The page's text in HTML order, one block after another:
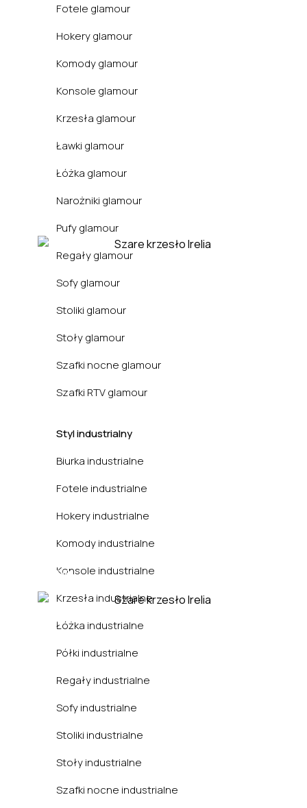
Fotele glamour
Hokery glamour
Komody glamour
Konsole glamour
Krzesła glamour
Ławki glamour
Łóżka glamour
Narożniki glamour
Pufy glamour
Regały glamour
Sofy glamour
Stoliki glamour
Stoły glamour
Szafki nocne glamour
Szafki RTV glamour
Styl industrialny
Biurka industrialne
Fotele industrialne
Hokery industrialne
Komody industrialne
Konsole industrialne
Krzesła industrialne
Łóżka industrialne
Półki industrialne
Regały industrialne
Sofy industrialne
Stoliki industrialne
Stoły industrialne
Szafki nocne industrialne
Jadalnia